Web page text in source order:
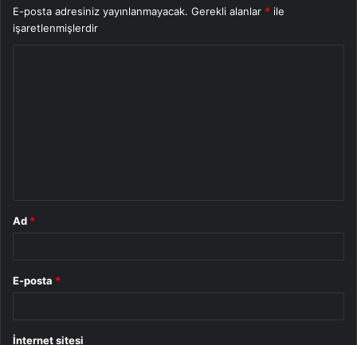
E-posta adresiniz yayınlanmayacak. Gerekli alanlar * ile
işaretlenmişlerdir
Ad *
E-posta *
İnternet sitesi